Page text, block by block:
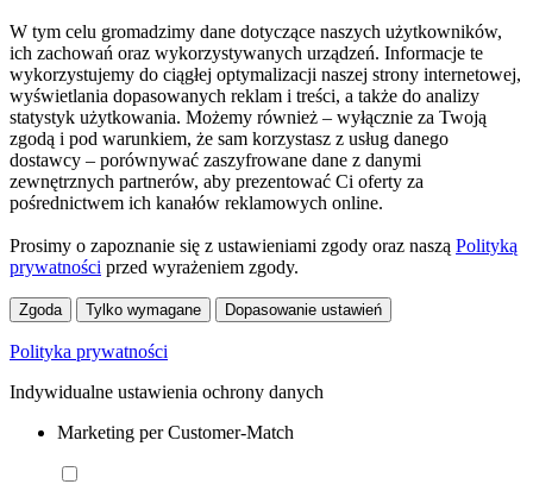
W tym celu gromadzimy dane dotyczące naszych użytkowników,
ich zachowań oraz wykorzystywanych urządzeń. Informacje te
wykorzystujemy do ciągłej optymalizacji naszej strony internetowej,
wyświetlania dopasowanych reklam i treści, a także do analizy
statystyk użytkowania. Możemy również – wyłącznie za Twoją
zgodą i pod warunkiem, że sam korzystasz z usług danego
dostawcy – porównywać zaszyfrowane dane z danymi
zewnętrznych partnerów, aby prezentować Ci oferty za
pośrednictwem ich kanałów reklamowych online.
Prosimy o zapoznanie się z ustawieniami zgody oraz naszą Polityką
prywatności przed wyrażeniem zgody.
Zgoda Tylko wymagane Dopasowanie ustawień
Polityka prywatności
Indywidualne ustawienia ochrony danych
Marketing per Customer-Match